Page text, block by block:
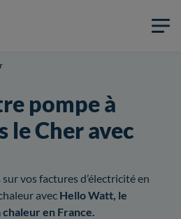
pompe à
le Cher avec
sur vos factures d’électricité en
avec Hello Watt, le
en France.